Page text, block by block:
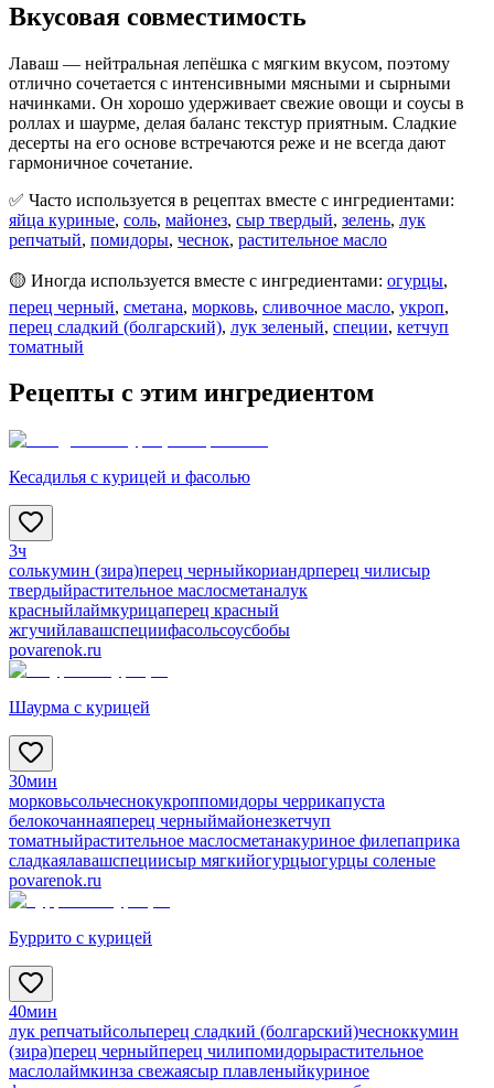
Вкусовая совместимость
Лаваш — нейтральная лепёшка с мягким вкусом, поэтому
отлично сочетается с интенсивными мясными и сырными
начинками. Он хорошо удерживает свежие овощи и соусы в
роллах и шаурме, делая баланс текстур приятным. Сладкие
десерты на его основе встречаются реже и не всегда дают
гармоничное сочетание.
✅ Часто используется в рецептах вместе с ингредиентами:
яйца куриные, соль, майонез, сыр твердый, зелень, лук
репчатый, помидоры, чеснок, растительное масло
🟡 Иногда используется вместе с ингредиентами: огурцы,
перец черный, сметана, морковь, сливочное масло, укроп,
перец сладкий (болгарский), лук зеленый, специи, кетчуп
томатный
Рецепты с этим ингредиентом
Кесадилья с курицей и фасолью
3ч
солькумин (зира)перец черныйкориандрперец чилисыр
твердыйрастительное маслосметаналук
красныйлаймкурицаперец красный
жгучийлавашспециифасольсоусбобы
povarenok.ru
Шаурма с курицей
30мин
морковьсольчеснокукроппомидоры черрикапуста
белокочаннаяперец черныймайонезкетчуп
томатныйрастительное маслосметанакуриное филепаприка
сладкаялавашспециисыр мягкийогурцыогурцы соленые
povarenok.ru
Буррито с курицей
40мин
лук репчатыйсольперец сладкий (болгарский)чесноккумин
(зира)перец черныйперец чилипомидорырастительное
маслолаймкинза свежаясыр плавленыйкуриное